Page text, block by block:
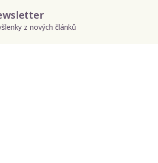
z nových článků